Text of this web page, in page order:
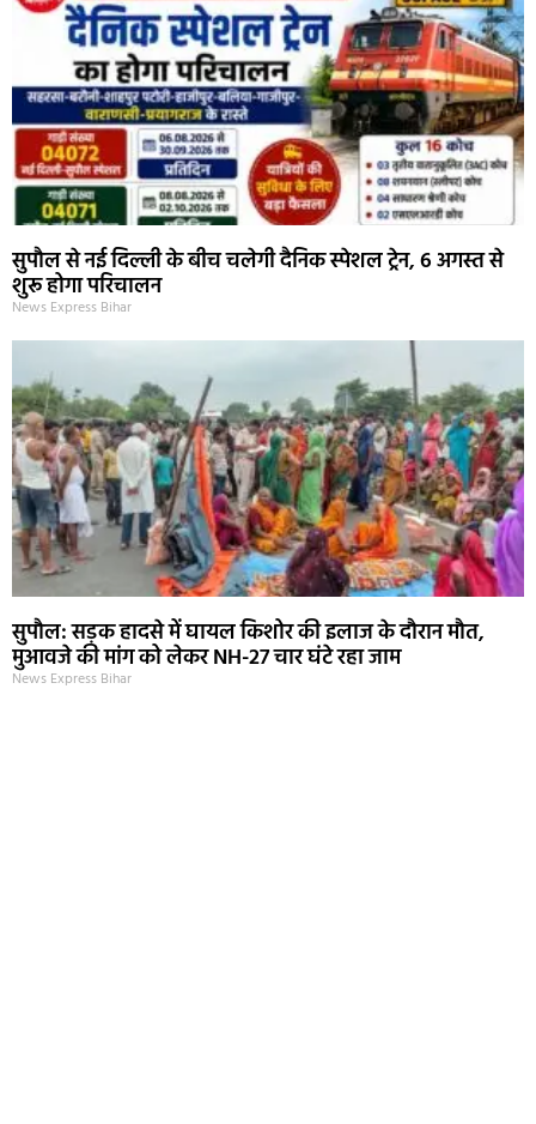
सुपौल से नई दिल्ली के बीच चलेगी दैनिक स्पेशल ट्रेन, 6 अगस्त से
शुरू होगा परिचालन
News Express Bihar
सुपौल: सड़क हादसे में घायल किशोर की इलाज के दौरान मौत,
मुआवजे की मांग को लेकर NH-27 चार घंटे रहा जाम
News Express Bihar